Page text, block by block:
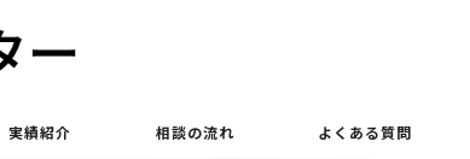
実績紹介 相談の流れ よくある質問